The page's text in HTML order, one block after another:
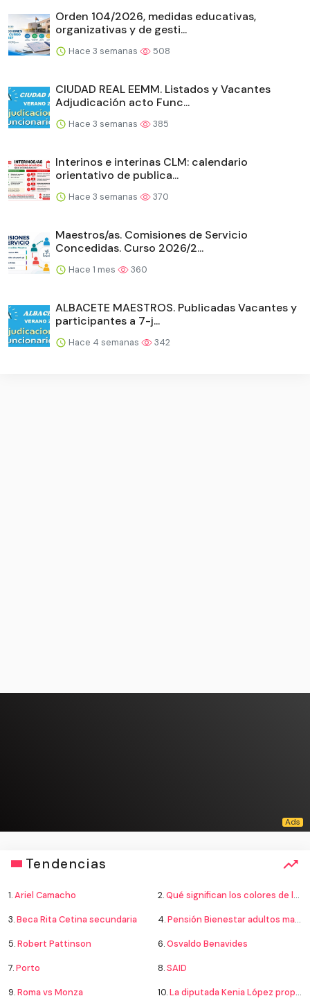
Orden 104/2026, medidas educativas,
organizativas y de gesti...
Hace 3 semanas 508
CIUDAD REAL EEMM. Listados y Vacantes
Adjudicación acto Func...
Hace 3 semanas 385
Interinos e interinas CLM: calendario
orientativo de publica...
Hace 3 semanas 370
Maestros/as. Comisiones de Servicio
Concedidas. Curso 2026/2...
Hace 1 mes 360
ALBACETE MAESTROS. Publicadas Vacantes y
participantes a 7-j...
Hace 4 semanas 342
Tendencias
1.Ariel Camacho 2.Qué significan los colores de la bandera
3.Beca Rita Cetina secundaria 4.Pensión Bienestar adultos mayores
5.Robert Pattinson 6.Osvaldo Benavides
7.Porto 8.SAID
9.Roma vs Monza 10.La diputada Kenia López propone cambiar el nombre del país a México